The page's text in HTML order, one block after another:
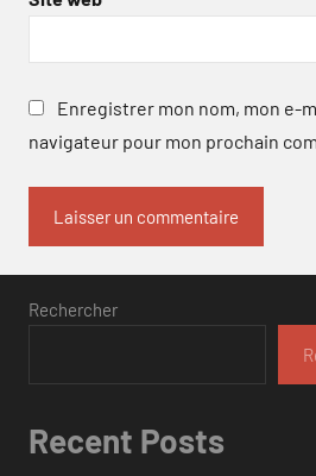
Enregistrer mon nom, mon e-
navigateur pour mon prochain
Rechercher
Recent Posts